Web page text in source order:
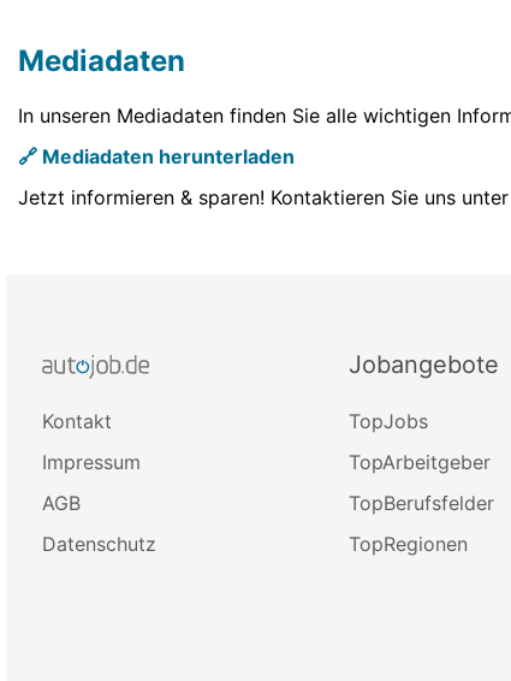
Mediadaten
In unseren Mediadaten finden Sie alle wichtigen
🔗 Mediadaten herunterladen
Jetzt informieren & sparen! Kontaktieren Sie uns unter
Kontakt
Impressum
AGB
Datenschutz
Jobangebote
TopJobs
TopArbeitgeber
TopBerufsfelder
TopRegionen